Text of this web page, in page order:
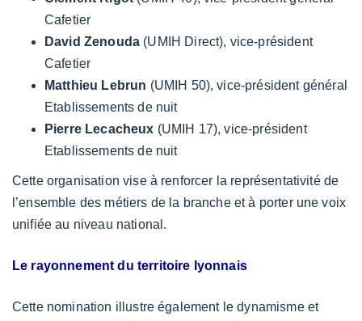
Cafetier
David Zenouda (UMIH Direct), vice-président
Cafetier
Matthieu Lebrun (UMIH 50), vice-président général
Etablissements de nuit
Pierre Lecacheux (UMIH 17), vice-président
Etablissements de nuit
Cette organisation vise à renforcer la représentativité de
l’ensemble des métiers de la branche et à porter une voix
unifiée au niveau national.
Le rayonnement du territoire lyonnais
Cette nomination illustre également le dynamisme et